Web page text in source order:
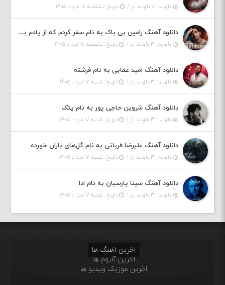
بازدید : ۰ بازدید بار / تاریخ : یکشنبه ۱۸ مرداد ۱۴۰۵
دانلود آهنگ رامین بی باک به نام سفر کردم که از یادم بری دیدم نمیشه
بازدید : ۳ بازدید بار / تاریخ : یکشنبه ۱۸ مرداد ۱۴۰۵
دانلود آهنگ امید عقابی به نام فرشته
بازدید : ۳ بازدید بار / تاریخ : شنبه ۱۷ مرداد ۱۴۰۵
دانلود آهنگ شروین حاجی پور به نام پتک
بازدید : ۳ بازدید بار / تاریخ : شنبه ۱۷ مرداد ۱۴۰۵
دانلود آهنگ علیرضا قربانی به نام گل‌های باران خورده
بازدید : ۳ بازدید بار / تاریخ : شنبه ۱۷ مرداد ۱۴۰۵
دانلود آهنگ سینا پارسیان به نام ادا
بازدید : ۳ بازدید بار / تاریخ : شنبه ۱۷ مرداد ۱۴۰۵
اخرین آهنگ ها
اخرین آلبوم ها
اخرین موزیک ویدیو ها